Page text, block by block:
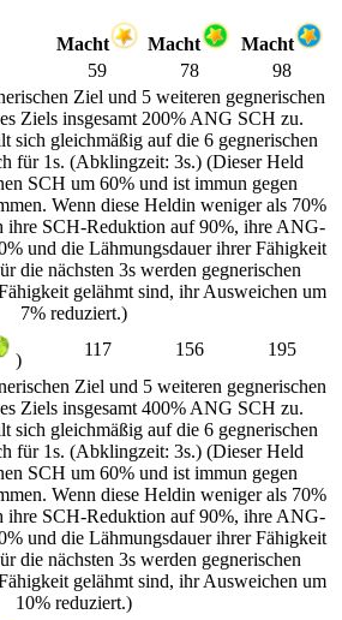
Macht Macht
Macht
59 78
98
Ziel und 5 weiteren gegnerischen
Ziels insgesamt 200% ANG SCH zu.
sich gleichmäßig auf die 6 gegnerischen
für 1s. (Abklingzeit: 3s.) (Dieser Held
SCH um 60% und ist immun gegen
Wenn diese Heldin weniger als 70%
ihre SCH-Reduktion auf 90%, ihre ANG-
und die Lähmungsdauer ihrer Fähigkeit
die nächsten 3s werden gegnerischen
gelähmt sind, ihr Ausweichen um
7% reduziert.)
)
117 156
195
Ziel und 5 weiteren gegnerischen
Ziels insgesamt 400% ANG SCH zu.
sich gleichmäßig auf die 6 gegnerischen
für 1s. (Abklingzeit: 3s.) (Dieser Held
SCH um 60% und ist immun gegen
Wenn diese Heldin weniger als 70%
ihre SCH-Reduktion auf 90%, ihre ANG-
und die Lähmungsdauer ihrer Fähigkeit
die nächsten 3s werden gegnerischen
gelähmt sind, ihr Ausweichen um
10% reduziert.)